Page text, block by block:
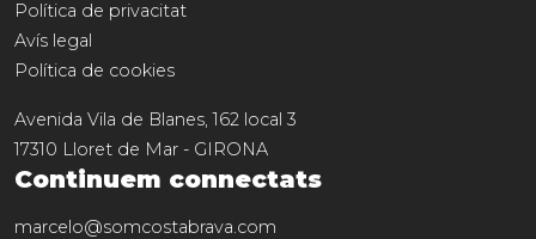
Política de privacitat
Avís legal
Política de cookies
Avenida Vila de Blanes, 162 local 3
17310 Lloret de Mar - GIRONA
Continuem connectats
marcelo@somcostabrava.com